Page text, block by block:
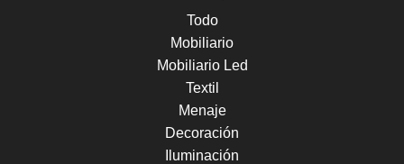
Todo
Mobiliario
Mobiliario Led
Textil
Menaje
Decoración
Iluminación